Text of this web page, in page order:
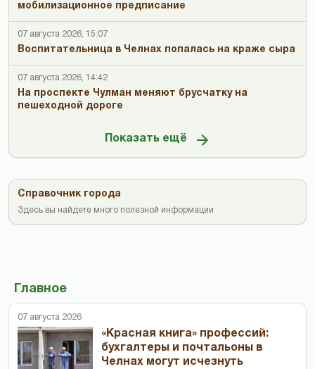
мобилизационное предписание
07 августа 2026, 15:07
Воспитательница в Челнах попалась на краже сыра
07 августа 2026, 14:42
На проспекте Чулман меняют брусчатку на
пешеходной дороге
Показать ещё
Справочник города
Здесь вы найдете много полезной информации
Главное
07 августа 2026
«Красная книга» профессий:
бухгалтеры и почтальоны в
Челнах могут исчезнуть